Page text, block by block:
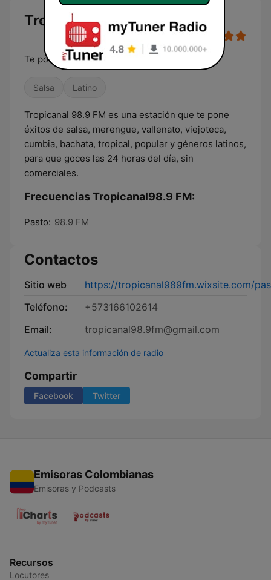
Tropicanal98.9 FM en vivo
Te pone a bailar!
Salsa Latino
Tropicanal 98.9 FM es una estación que te pone
éxitos de salsa, merengue, vallenato, viejoteca,
cumbia, bachata, tropical, popular y géneros latinos,
para que goces las 24 horas del día, sin
comerciales.
Frecuencias Tropicanal98.9 FM:
Pasto: 98.9 FM
Contactos
Sitio web
https://tropicanal989fm.wixsite.com/
Teléfono:
+573166102614
Email:
tropicanal98.9fm@gmail.com
Actualiza esta información de radio
Compartir
Facebook Twitter
Emisoras Colombianas
Emisoras y Podcasts
Recursos
Locutores